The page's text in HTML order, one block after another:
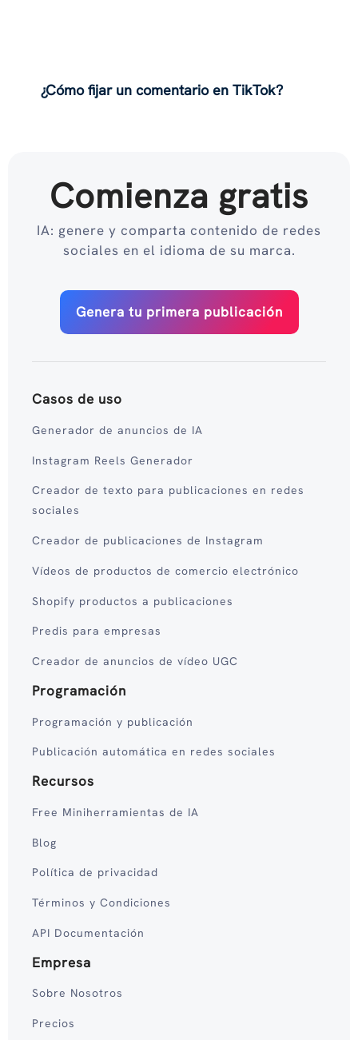
¿Cómo fijar un comentario en TikTok?
Comienza gratis
IA: genere y comparta contenido de redes
sociales en el idioma de su marca.
Genera tu primera publicación
Casos de uso
Generador de anuncios de IA
Instagram Reels Generador
Creador de texto para publicaciones en redes
sociales
Creador de publicaciones de Instagram
Vídeos de productos de comercio electrónico
Shopify productos a publicaciones
Predis para empresas
Creador de anuncios de vídeo UGC
Programación
Programación y publicación
Publicación automática en redes sociales
Recursos
Free Miniherramientas de IA
Blog
Política de privacidad
Términos y Condiciones
API Documentación
Empresa
Sobre Nosotros
Precios